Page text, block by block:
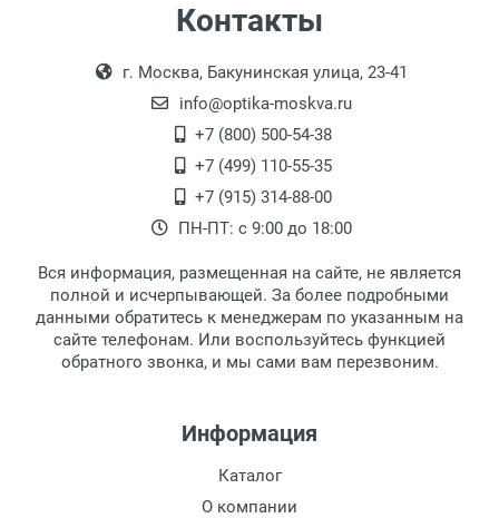
Ширина линзы:
Ширина мостика:
Материал линзы:
Материал оправы:
Материал дужки:
Цвет оправы:
Оплата товара производится
наличными непосредственно на пункте
выдачи товара.
Перечисление средств на расчетный счет.
18:00, по субботам с 11:00 до 15:00, в
офисе по адресу: г. Москва,
Переведеновский переулок 17, корпус 1,
второй этаж, тел. +7 (499) 110-55-35.
После того, как заказ поступает в пункт
выдачи, наш менеджер связывается с
клиентом и оповещает о поступлении
товара.
Для получения товара при себе
обязательно иметь паспорт.
Заказ необходимо забрать в течение 3
рабочих дней с момента поступления на
дополнительных расходов за хранение
Контакты
г. Москва, Бакунинская улица, 23-41
info@optika-moskva.ru
+7 (800) 500-54-38
+7 (499) 110-55-35
+7 (915) 314-88-00
ПН-ПТ: с 9:00 до 18:00
Вся информация, размещенная на сайте, не является
полной и исчерпывающей. За более подробными
данными обратитесь к менеджерам по указанным на
сайте телефонам. Или воспользуйтесь функцией
обратного звонка, и мы сами вам перезвоним.
Информация
Каталог
О компании